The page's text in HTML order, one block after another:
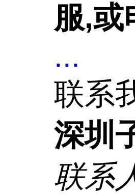
服,或
...
联系
深圳
联系